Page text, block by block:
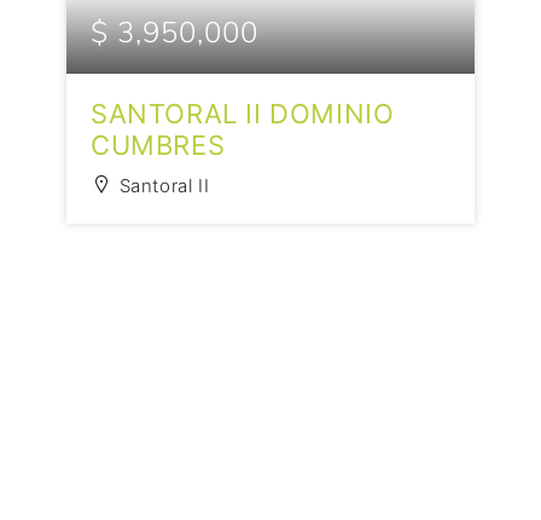
$ 3,950,000
SANTORAL II DOMINIO
CUMBRES
Santoral II